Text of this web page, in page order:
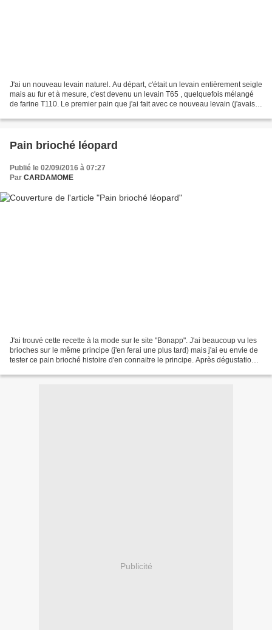
J'ai un nouveau levain naturel. Au départ, c'était un levain entièrement seigle
mais au fur et à mesure, c'est devenu un levain T65 , quelquefois mélangé
de farine T110. Le premier pain que j'ai fait avec ce nouveau levain (j'avais
Pain brioché léopard
Publié le 02/09/2016 à 07:27
Par CARDAMOME
J'ai trouvé cette recette à la mode sur le site "Bonapp". J'ai beaucoup vu les
brioches sur le même principe (j'en ferai une plus tard) mais j'ai eu envie de
tester ce pain brioché histoire d'en connaitre le principe. Après dégustation,
Publicité